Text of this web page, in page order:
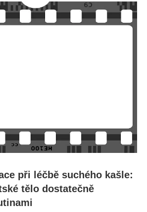
při léčbě suchého kašle:
tělo dostatečně